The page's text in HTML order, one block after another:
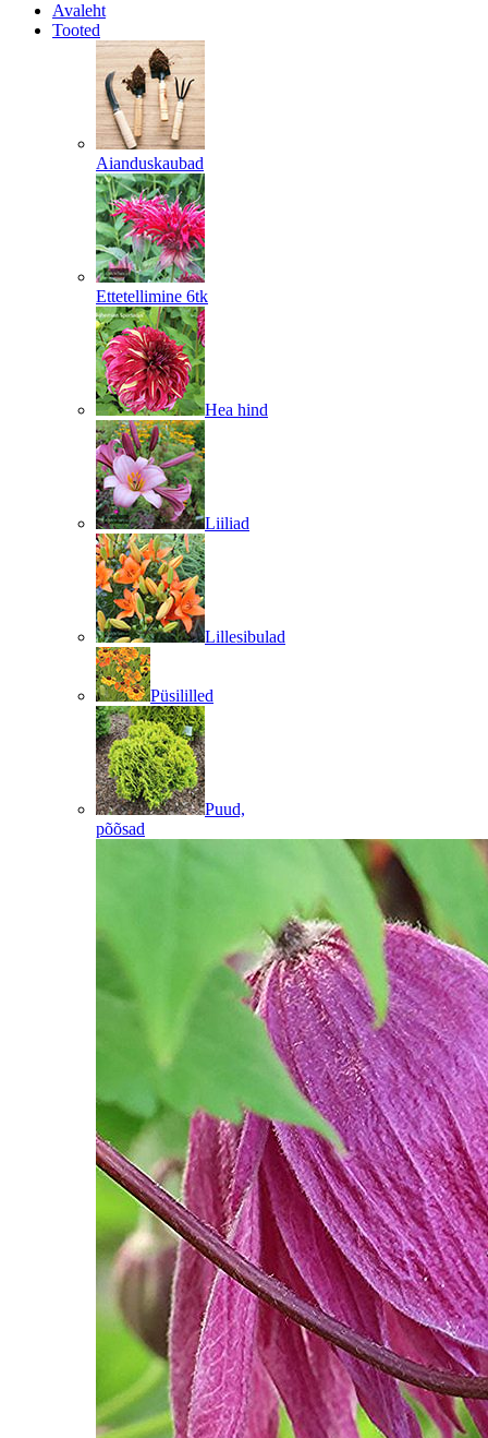
Avaleht
Tooted
Aianduskaubad
Ettetellimine 6tk
Hea hind
Liiliad
Lillesibulad
Püsililled
Puud,
põõsad